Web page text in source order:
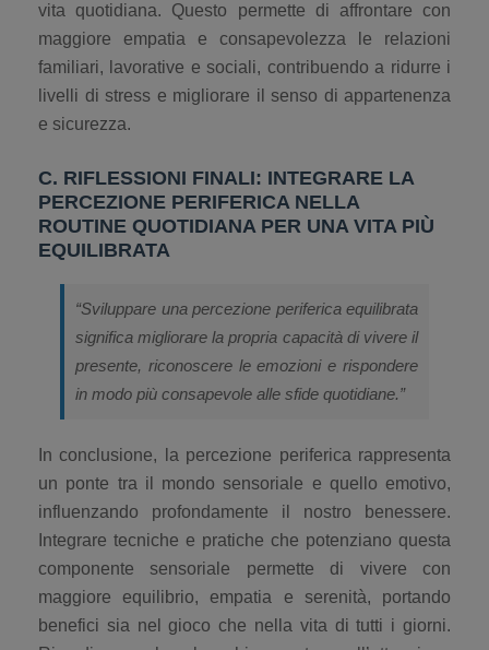
vita quotidiana. Questo permette di affrontare con
maggiore empatia e consapevolezza le relazioni
familiari, lavorative e sociali, contribuendo a ridurre i
livelli di stress e migliorare il senso di appartenenza
e sicurezza.
C. RIFLESSIONI FINALI: INTEGRARE LA
PERCEZIONE PERIFERICA NELLA
ROUTINE QUOTIDIANA PER UNA VITA PIÙ
EQUILIBRATA
“Sviluppare una percezione periferica equilibrata
significa migliorare la propria capacità di vivere il
presente, riconoscere le emozioni e rispondere
in modo più consapevole alle sfide quotidiane.”
In conclusione, la percezione periferica rappresenta
un ponte tra il mondo sensoriale e quello emotivo,
influenzando profondamente il nostro benessere.
Integrare tecniche e pratiche che potenziano questa
componente sensoriale permette di vivere con
maggiore equilibrio, empatia e serenità, portando
benefici sia nel gioco che nella vita di tutti i giorni.